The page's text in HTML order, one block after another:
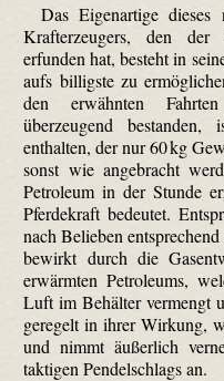
Das Eigenartige dieses
Krafterzeugers, den
erfunden hat, besteht in
aufs billigste zu
den erwähnten
überzeugend
enthalten, der nur 60 kg
sonst wie angebracht
Petroleum in der Stunde
Pferdekraft bedeutet.
nach Belieben
bewirkt durch die
erwärmten Petro­leums,
Luft im Behälter vermengt
geregelt in ihrer Wirkung,
und nimmt äußerlich
taktigen Pendelschlags an.